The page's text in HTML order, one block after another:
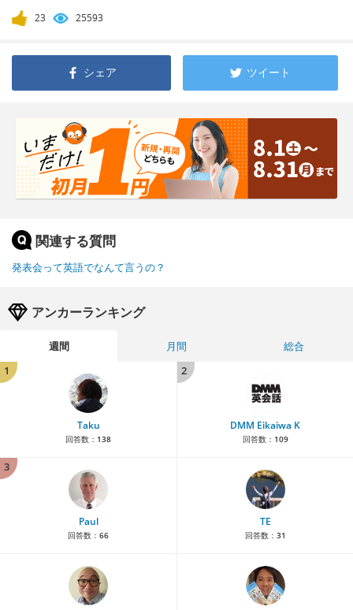
23 25593
シェア ツイート
関連する質問
発表会って英語でなんて言うの？
アンカーランキング
週間 月間
総合
1
Taku
回答数： 138
2
DMM Eikaiwa K
回答数： 109
3
Paul
回答数： 66
TE
回答数： 31